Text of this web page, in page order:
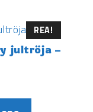
REA!
jultröja –